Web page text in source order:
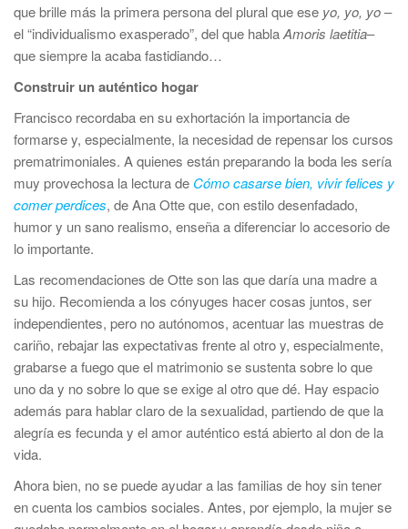
que brille más la primera persona del plural que ese yo, yo, yo–
el “individualismo exasperado”, del que hablaAmoris laetitia–
que siempre la acaba fastidiando…
Construir un auténtico hogar
Francisco recordaba en su exhortación la importancia de
formarse y, especialmente, la necesidad de repensar los cursos
prematrimoniales. A quienes están preparando la boda les sería
muy provechosa la lectura de Cómo casarse bien, vivir felices y
comer perdices, de Ana Otte que, con estilo desenfadado,
humor y un sano realismo, enseña a diferenciar lo accesorio de
lo importante.
Las recomendaciones de Otte son las que daría una madre a
su hijo. Recomienda a los cónyuges hacer cosas juntos, ser
independientes, pero no autónomos, acentuar las muestras de
cariño, rebajar las expectativas frente al otro y, especialmente,
grabarse a fuego que el matrimonio se sustenta sobre lo que
uno da y no sobre lo que se exige al otro que dé. Hay espacio
además para hablar claro de la sexualidad, partiendo de que la
alegría es fecunda y el amor auténtico está abierto al don de la
vida.
Ahora bien, no se puede ayudar a las familias de hoy sin tener
en cuenta los cambios sociales. Antes, por ejemplo, la mujer se